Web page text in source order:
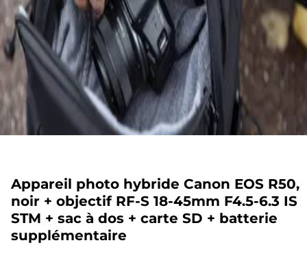
Appareil photo hybride Canon EOS R50,
noir + objectif RF-S 18-45mm F4.5-6.3 IS
STM + sac à dos + carte SD + batterie
supplémentaire